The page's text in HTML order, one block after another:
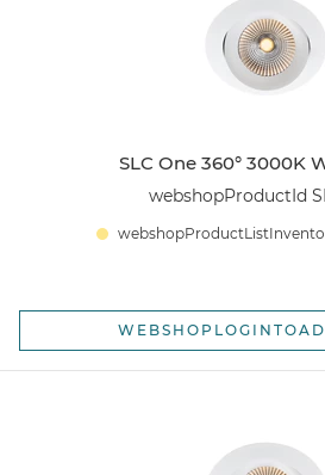
SLC One 360° 3000K
webshopProductId